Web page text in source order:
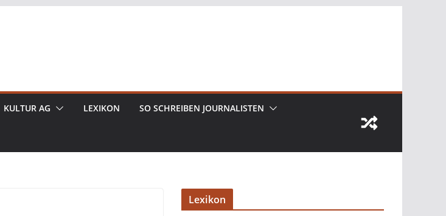
KULTUR AG LEXIKON SO SCHREIBEN JOURNALISTEN
Lexikon